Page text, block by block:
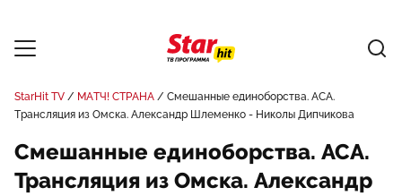
StarHit TV МАТЧ! СТРАНА
Смешанные единоборства. АСА.
Трансляция из Омска. Александр Шлеменко - Николы Дипчикова
Смешанные единоборства. АСА.
Трансляция из Омска. Александр